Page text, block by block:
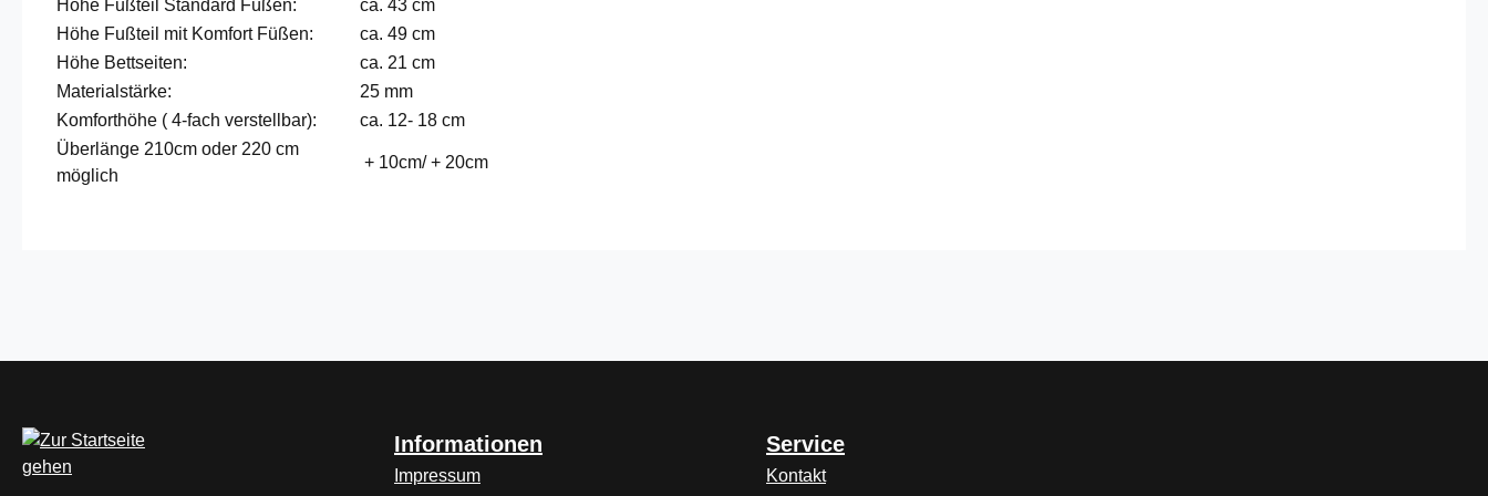
Höhe Fußteil Standard Füßen:
ca. 43 cm
Höhe Fußteil mit Komfort Füßen:
ca. 49 cm
Höhe Bettseiten:
ca. 21 cm
Materialstärke:
25 mm
Komforthöhe ( 4-fach verstellbar):
ca. 12- 18 cm
Überlänge 210cm oder 220 cm
möglich
+ 10cm/ + 20cm
Informationen
Impressum
Service
Kontakt